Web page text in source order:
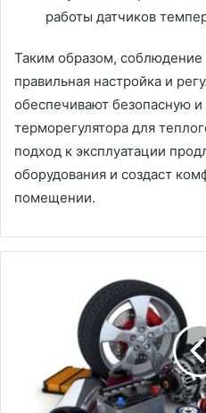
работы датчиков
Таким образом,
правильная настройка и
обеспечивают безопасную
терморегулятора для
подход к эксплуатации
оборудования и создаст
помещении.